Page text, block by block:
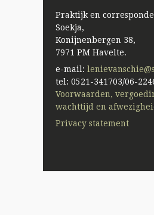
Praktijk en
Soekja,
Konijnenbergen 38,
7971 PM Havelte.
e-mail:
tel: 0521-341703/06-
Voorwaarden,
wachttijd en
Privacy statement